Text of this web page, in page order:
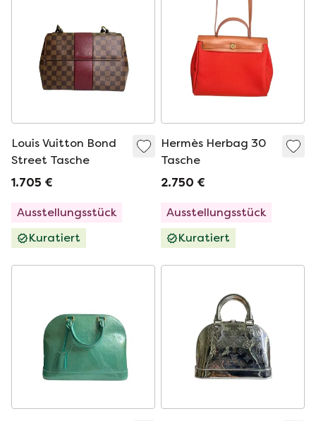
Louis Vuitton Bond
Street Tasche
1.705 €
Ausstellungsstück
Kuratiert
Hermès Herbag 30
Tasche
2.750 €
Ausstellungsstück
Kuratiert